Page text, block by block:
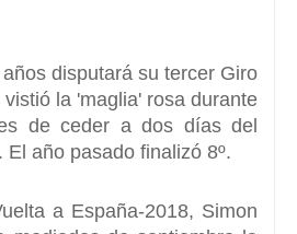
disputará su tercer Giro
vistió la 'maglia' rosa durante
de ceder a dos días del
El año pasado finalizó 8º.
a España-2018, Simon